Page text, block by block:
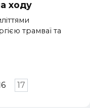
ходу
трамваї та
17